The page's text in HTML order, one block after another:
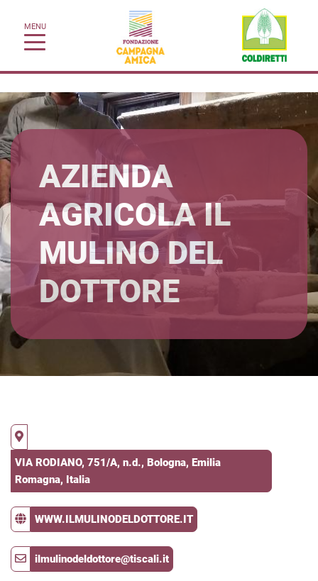
MENU
AZIENDA
AGRICOLA IL
MULINO DEL
DOTTORE
VIA RODIANO, 751/A, n.d., Bologna, Emilia
Romagna, Italia
WWW.ILMULINODELDOTTORE.IT
ilmulinodeldottore@tiscali.it